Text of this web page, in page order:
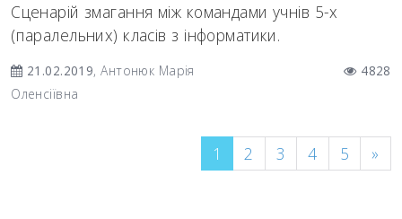
Сценарій змагання між командами учнів 5-х
(паралельних) класів з інформатики.
21.02.2019, Антонюк Марія
Оленсіївна
4828
1 2 3 4 5 »